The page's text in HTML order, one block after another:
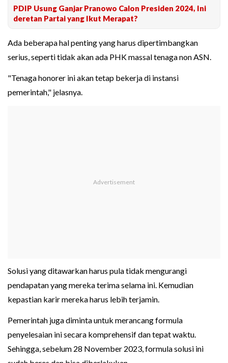
PDIP Usung Ganjar Pranowo Calon Presiden 2024, Ini
deretan Partai yang Ikut Merapat?
Ada beberapa hal penting yang harus dipertimbangkan
serius, seperti tidak akan ada PHK massal tenaga non ASN.
"Tenaga honorer ini akan tetap bekerja di instansi
pemerintah," jelasnya.
Solusi yang ditawarkan harus pula tidak mengurangi
pendapatan yang mereka terima selama ini. Kemudian
kepastian karir mereka harus lebih terjamin.
Pemerintah juga diminta untuk merancang formula
penyelesaian ini secara komprehensif dan tepat waktu.
Sehingga, sebelum 28 November 2023, formula solusi ini